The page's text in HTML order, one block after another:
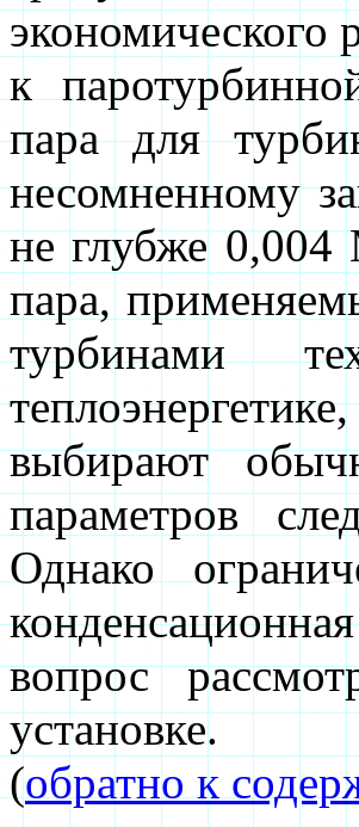
экономического
к
пара для
несомненному
не глубже
пара,
турбинами
выбирают
параметров
Однако
вопрос
установке.
(обратно к